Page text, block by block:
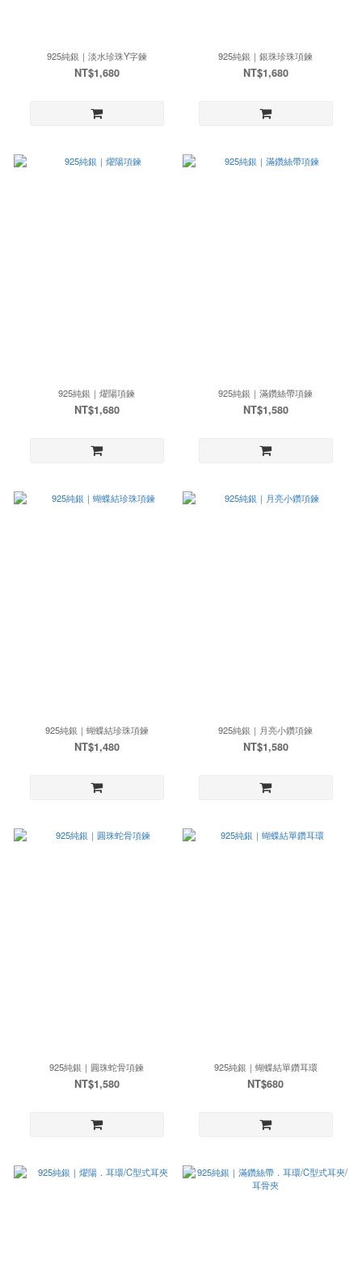
925純銀｜淡水珍珠Y字鍊
NT$1,680
925純銀｜銀珠珍珠項鍊
NT$1,680
925純銀｜燿陽項鍊
NT$1,680
925純銀｜滿鑽絲帶項鍊
NT$1,580
925純銀｜蝴蝶結珍珠項鍊
NT$1,480
925純銀｜月亮小鑽項鍊
NT$1,580
925純銀｜圓珠蛇骨項鍊
NT$1,580
925純銀｜蝴蝶結單鑽耳環
NT$680